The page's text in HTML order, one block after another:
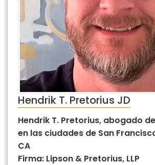
Hendrik T. Pretorius JD
Hendrik T. Pretorius, abogado
en las ciudades de San
CA
Firma: Lipson & Pretorius, LLP